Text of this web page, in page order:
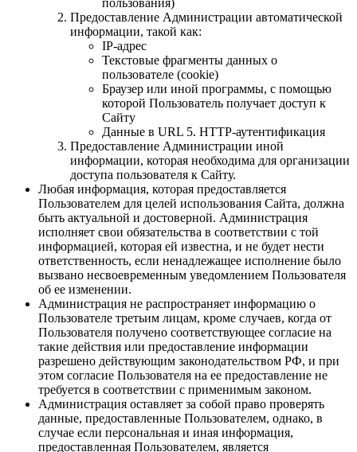
Предоставление Администрации автоматической
информации, такой как:
IP-адрес
Текстовые фрагменты данных о
пользователе (cookie)
Браузер или иной программы, с помощью
которой Пользователь получает доступ к
Сайту
Данные в URL 5. HTTP-аутентификация
Предоставление Администрации иной
информации, которая необходима для организации
доступа пользователя к Сайту.
Любая информация, которая предоставляется
Пользователем для целей использования Сайта, должна
быть актуальной и достоверной. Администрация
исполняет свои обязательства в соответствии с той
информацией, которая ей известна, и не будет нести
ответственность, если ненадлежащее исполнение было
вызвано несвоевременным уведомлением Пользователя
об ее изменении.
Администрация не распространяет информацию о
Пользователе третьим лицам, кроме случаев, когда от
Пользователя получено соответствующее согласие на
такие действия или предоставление информации
разрешено действующим законодательством РФ, и при
этом согласие Пользователя на ее предоставление не
требуется в соответствии с применимым законом.
Администрация оставляет за собой право проверять
данные, предоставленные Пользователем, однако, в
случае если персональная и иная информация,
предоставленная Пользователем, является